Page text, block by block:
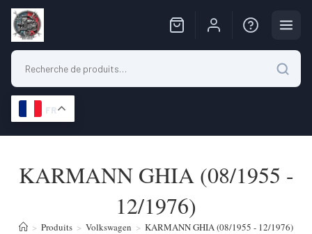
FR
contentKARMANN GHIA (08/1955 -
12/1976)
> Produits > Volkswagen > KARMANN GHIA (08/1955 - 12/1976)